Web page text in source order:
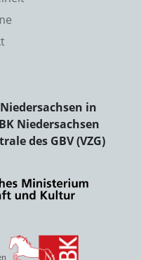
in
Niedersachsen
des GBV (VZG)